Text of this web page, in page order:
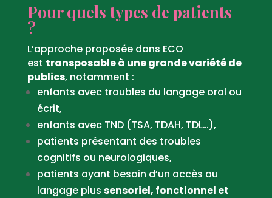
Pour quels types de patients
?
L’approche proposée dans ECO
est transposable à une grande variété de
publics, notamment :
enfants avec troubles du langage oral ou
écrit,
enfants avec TND (TSA, TDAH, TDL…),
patients présentant des troubles
cognitifs ou neurologiques,
patients ayant besoin d’un accès au
langage plus sensoriel, fonctionnel et